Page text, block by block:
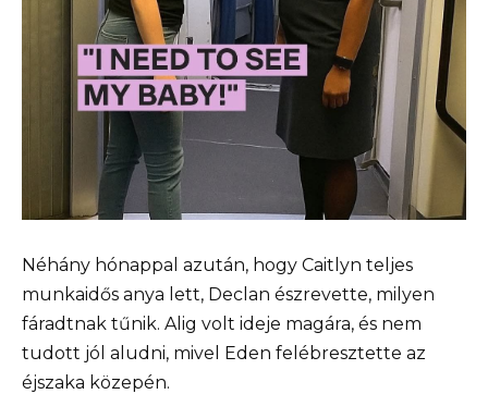
Néhány hónappal azután, hogy Caitlyn teljes
munkaidős anya lett, Declan észrevette, milyen
fáradtnak tűnik. Alig volt ideje magára, és nem
tudott jól aludni, mivel Eden felébresztette az
éjszaka közepén.